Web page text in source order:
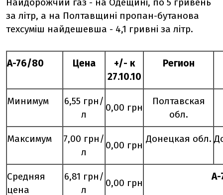
за літр, а на Полтавщині пропан-бутанова
техсуміш найдешевша - 4,1 гривні за літр.
А-76/80 Цена
+/- к
27.10.10
Регион
Минимум
6,55 грн/
л
0,00 грн
Полтавская
обл.
Максимум
7,00 грн/
л
0,00 грн
Донецкая обл.
Средняя
цена
6,81 грн/
л
0,00 грн
А-